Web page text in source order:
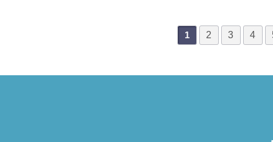
1 2 3 4